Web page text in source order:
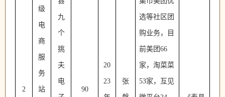
2
级
电
商
服
务
站
九
个
挑
夫
电
90
20
23 张
选等社区团
购业务，目
前美团66
家，淘菜菜
53家，互见